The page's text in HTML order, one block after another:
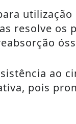
utilização
resolve os
ao
pois